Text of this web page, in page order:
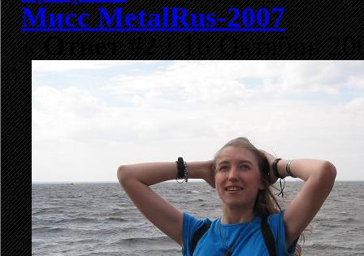
Мисс MetalRus-2007
«Ответ #2 :16 Октябрь